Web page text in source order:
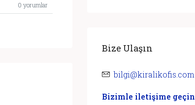
0 yorumlar
Bize Ulaşın
bilgi@kiralikofis.com
Bizimle iletişime geçin